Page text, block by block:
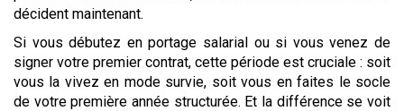
décident maintenant.
Si vous débutez en portage salarial ou si vous venez de
signer votre premier contrat, cette période est cruciale : soit
vous la vivez en mode survie, soit vous en faites le socle
de votre première année structurée. Et la différence se voit